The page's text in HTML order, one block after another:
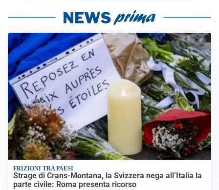
FRIZIONI TRA PAESI
Strage di Crans-Montana, la Svizzera nega all’Italia la
parte civile: Roma presenta ricorso